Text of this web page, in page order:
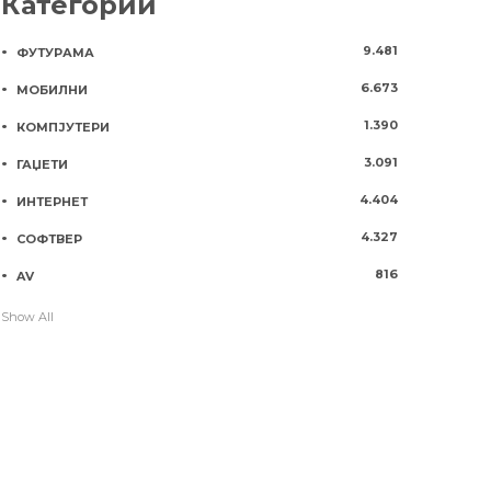
ФУТУРАМА 9.481
МОБИЛНИ 6.673
КОМПЈУТЕРИ 1.390
ГАЏЕТИ 3.091
ИНТЕРНЕТ 4.404
СОФТВЕР 4.327
AV 816
Show All